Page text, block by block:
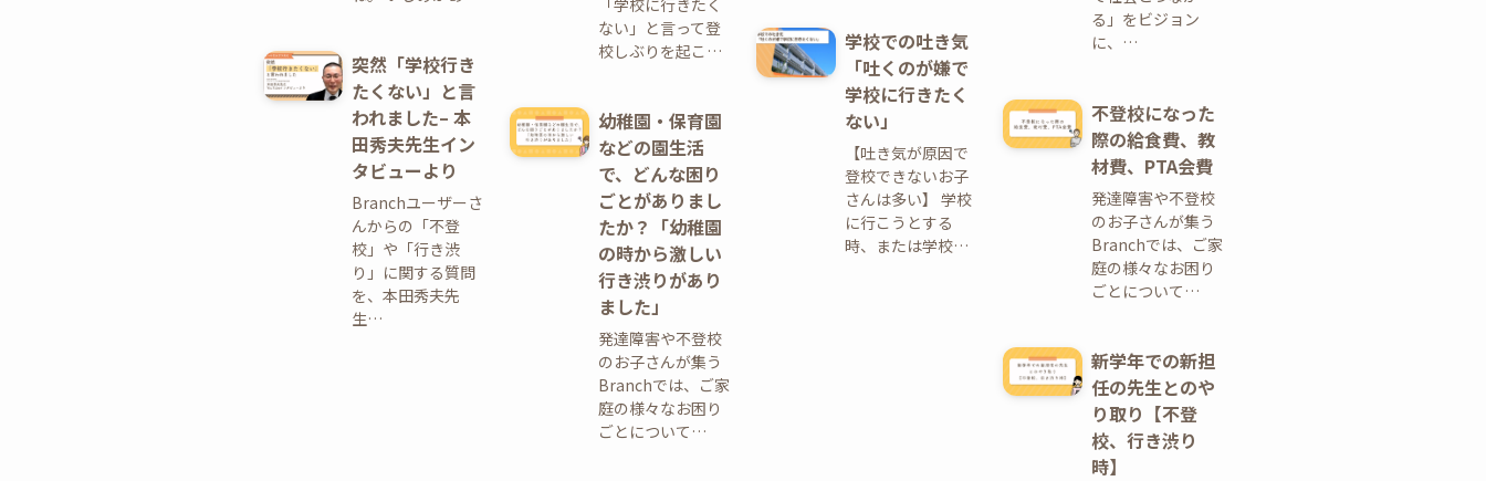
突然「学校行き
たくない」と言
われました– 本
田秀夫先生イン
タビューより
Branchユーザーさ
んからの「不登
校」や「行き渋
り」に関する質問
を、本田秀夫先
生…
「学校に行きたく
ない」と言って登
校しぶりを起こ…
幼稚園・保育園
などの園生活
で、どんな困り
ごとがありまし
たか？「幼稚園
の時から激しい
行き渋りがあり
ました」
発達障害や不登校
のお子さんが集う
Branchでは、ご家
庭の様々なお困り
ごとについて…
学校での吐き気
「吐くのが嫌で
学校に行きたく
ない」
【吐き気が原因で
登校できないお子
さんは多い】 学校
に行こうとする
時、または学校…
る」をビジョン
に、…
不登校になった
際の給食費、教
材費、PTA会費
発達障害や不登校
のお子さんが集う
Branchでは、ご家
庭の様々なお困り
ごとについて…
新学年での新担
任の先生とのや
り取り【不登
校、行き渋り
時】